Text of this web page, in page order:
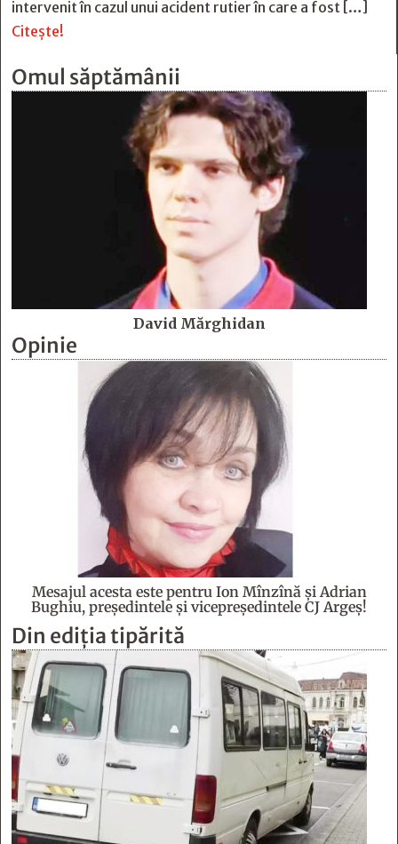
intervenit în cazul unui acident rutier în care a fost […]
Citește!
Omul săptămânii
David Mărghidan
Opinie
Mesajul acesta este pentru Ion Mînzînă şi Adrian
Bughiu, preşedintele şi vicepreşedintele CJ Argeş!
Din ediția tipărită